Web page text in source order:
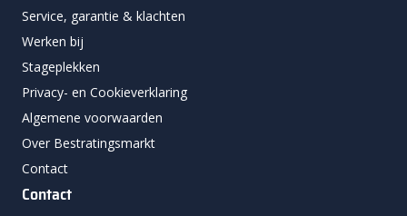
Service, garantie & klachten
Werken bij
Stageplekken
Privacy- en Cookieverklaring
Algemene voorwaarden
Over Bestratingsmarkt
Contact
Contact